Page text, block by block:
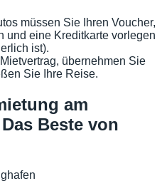
müssen Sie Ihren Voucher,
und eine Kreditkarte vorlegen
ist).
übernehmen Sie
Sie Ihre Reise.
am
Beste von